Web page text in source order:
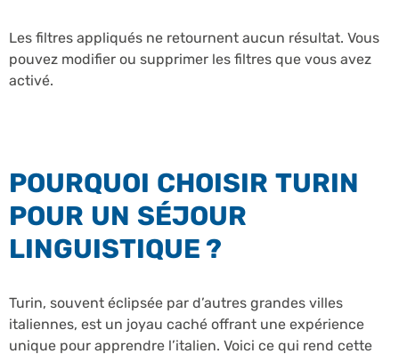
Les filtres appliqués ne retournent aucun résultat. Vous
pouvez modifier ou supprimer les filtres que vous avez
activé.
POURQUOI CHOISIR TURIN
POUR UN SÉJOUR
LINGUISTIQUE ?
Turin, souvent éclipsée par d’autres grandes villes
italiennes, est un joyau caché offrant une expérience
unique pour apprendre l’italien. Voici ce qui rend cette